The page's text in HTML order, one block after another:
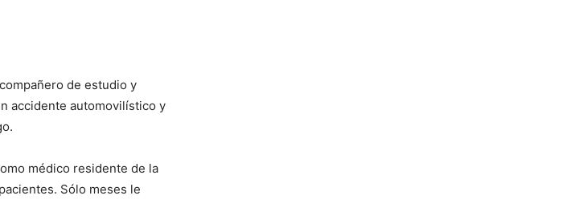
de estudio y
accidente automo­vilístico y
médico residen­te de la
Sólo meses le